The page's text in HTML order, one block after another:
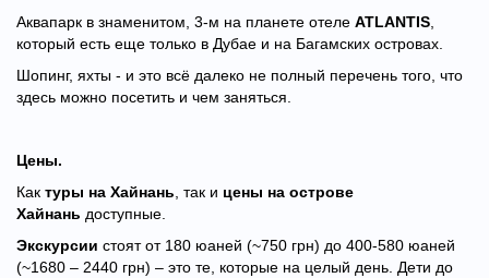
Аквапарк в знаменитом, 3-м на планете отеле ATLANTIS
который есть еще только в Дубае и на Багамских островах.
Шопинг, яхты - и это всё далеко не полный перечень того, что
здесь можно посетить и чем заняться.
Цены.
Как туры на Хайнань , так и цены на острове
Хайнань доступные.
Экскурсии стоят от 180 юаней (~750 грн) до 400-580 юаней
(~1680 – 2440 грн) – это те, которые на целый день. Дети до